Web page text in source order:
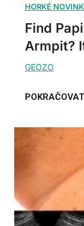
Find
Armpit?